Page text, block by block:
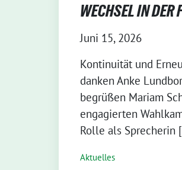
WECHSEL IN
Juni 15, 2026
Kontinuität und
danken Anke
begrüßen Mariam
engagierten
Rolle als Sprecherin
Aktuelles